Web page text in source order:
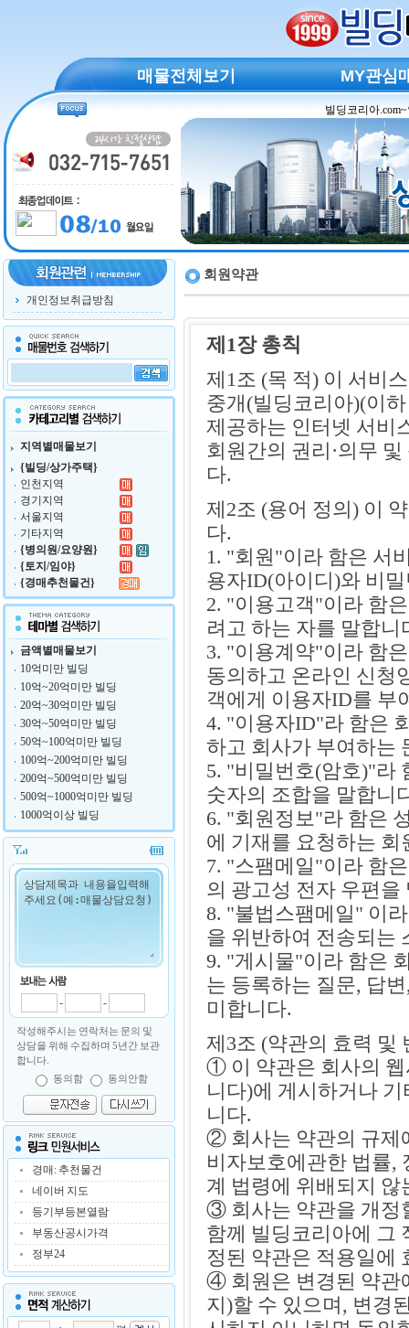
매물전체보기 MY관심
개인정보취급방침
지역별매물보기
{빌딩/상가주택}
인천지역
경기지역
서울지역
기타지역
{병의원/요양원}
{토지/임야}
{경매추천물건}
금액별매물보기
10억미만 빌딩
10억~20억미만 빌딩
20억~30억미만 빌딩
30억~50억미만 빌딩
50억~100억미만 빌딩
100억~200억미만 빌딩
200억~500억미만 빌딩
500억~1000억미만 빌딩
1000억이상 빌딩
- -
작성해주시는 연락처는 문의 및
상담을 위해 수집하며 5년간 보관
합니다.
동의함
동의안함
경매: 추천물건
네이버 지도
등기부등본열람
부동산공시가격
정부24
회원약관
제1장 총칙
제1조 (목 적) 이 서비
중개(빌딩코리아)(이
제공하는 인터넷 서비
회원간의 권리·의무
다.
제2조 (용어 정의) 이
다.
1. "회원"이라 함은 서
용자ID(아이디)와 비
2. "이용고객"이라 함
려고 하는 자를 말합니
3. "이용계약"이라 함
동의하고 온라인 신청
객에게 이용자ID를 부
4. "이용자ID"라 함은
하고 회사가 부여하는
5. "비밀번호(암호)"라
숫자의 조합을 말합니
6. "회원정보"라 함은
에 기재를 요청하는
7. "스팸메일"이라 함
의 광고성 전자 우편을
8. "불법스팸메일" 이
을 위반하여 전송되는
9. "게시물"이라 함은
는 등록하는 질문, 답
미합니다.
제3조 (약관의 효력 및
① 이 약관은 회사의
니다)에 게시하거나
니다.
② 회사는 약관의 규제
비자보호에관한 법률,
계 법령에 위배되지
③ 회사는 약관을 개정
함께 빌딩코리아에 그
정된 약관은 적용일에
④ 회원은 변경된 약관
지)할 수 있으며, 변경